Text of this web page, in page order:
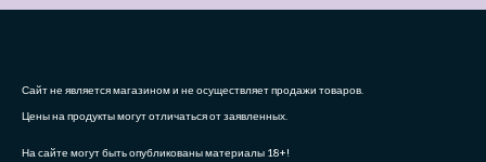
Сайт не является магазином и не осуществляет продажи товаров.
Цены на продукты могут отличаться от заявленных.
На сайте могут быть опубликованы материалы 18+!